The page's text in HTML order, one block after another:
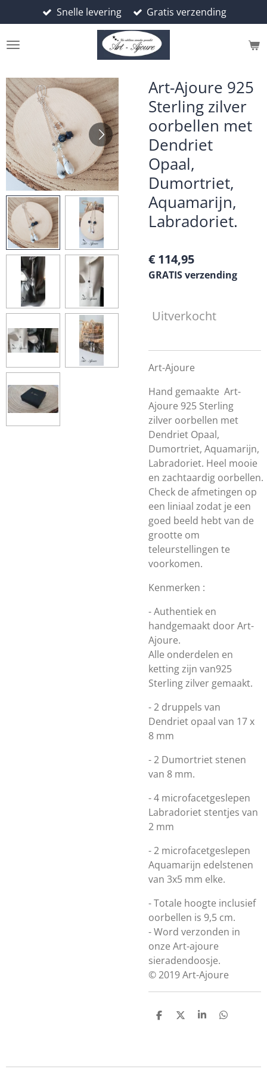
direct
naar
Snelle levering Gratis verzending
Art-Ajoure 925
Sterling zilver
oorbellen met
Dendriet
Opaal,
Dumortriet,
Aquamarijn,
Labradoriet.
€ 114,95
GRATIS verzending
Uitverkocht
Art-Ajoure
Hand gemaakte Art-
Ajoure 925 Sterling
zilver oorbellen met
Dendriet Opaal,
Dumortriet, Aquamarijn,
Labradoriet. Heel mooie
en zachtaardig oorbellen.
Check de afmetingen op
een liniaal zodat je een
goed beeld hebt van de
grootte om
teleurstellingen te
voorkomen.
Kenmerken :
- Authentiek en
handgemaakt door Art-
Ajoure.
Alle onderdelen en
ketting zijn van925
Sterling zilver gemaakt.
- 2 druppels van
Dendriet opaal van 17 x
8 mm
- 2 Dumortriet stenen
van 8 mm.
- 4 microfacetgeslepen
Labradoriet stentjes van
2 mm
- 2 microfacetgeslepen
Aquamarijn edelstenen
van 3x5 mm elke.
- Totale hoogte inclusief
oorbellen is 9,5 cm.
- Word verzonden in
onze Art-ajoure
sieradendoosje.
© 2019 Art-Ajoure
D
D
S
D